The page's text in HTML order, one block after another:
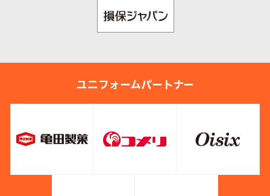
ユニフォームパートナー